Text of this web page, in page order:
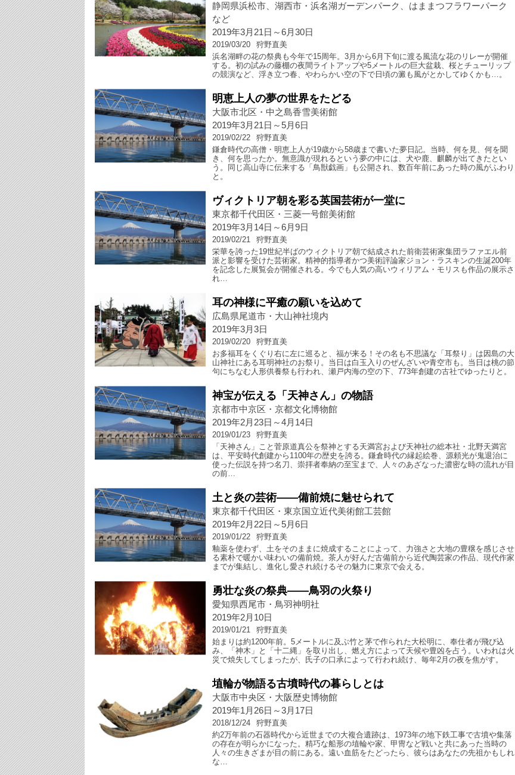
静岡県浜松市、湖西市・浜名湖ガーデンパーク、はままつフラワーパーク
など
2019年3月21日～6月30日
2019/03/20
狩野直美
浜名湖畔の花の祭典も今年で15周年。3月から6月下旬に渡る風流な花のリレーが開催
する。初の試みの藤棚の夜間ライトアップや5メートルの巨大盆栽、桜とチューリップ
の競演など、浮き立つ春、やわらかい空の下で日頃の澱も風がとかしてゆくかも…。
明恵上人の夢の世界をたどる
大阪市北区・中之島香雪美術館
2019年3月21日～5月6日
2019/02/22
狩野直美
鎌倉時代の高僧・明恵上人が19歳から58歳まで書いた夢日記。当時、何を見、何を聞
き、何を思ったか。無意識が現れるという夢の中には、犬や鹿、麒麟が出てきたとい
う。同じ高山寺に伝来する「鳥獣戯画」も公開され、数百年前にあった時の風がふわり
と。
ヴィクトリア朝を彩る英国芸術が一堂に
東京都千代田区・三菱一号館美術館
2019年3月14日～6月9日
2019/02/21
狩野直美
栄華を誇った19世紀半ばのウィクトリア朝で結成された前衛芸術家集団ラファエル前
派と影響を受けた芸術家。精神的指導者かつ美術評論家ジョン・ラスキンの生誕200年
を記念した展覧会が開催される。今でも人気の高いウィリアム・モリスも作品の展示さ
れ…
耳の神様に平癒の願いを込めて
広島県尾道市・大山神社境内
2019年3月3日
2019/02/20
狩野直美
お多福耳をくぐり右に左に巡ると、福が来る！その名も不思議な「耳祭り」は因島の大
山神社にある耳明神社のお祭り。当日は白玉入りのぜんざいや青空市も。当日は桃の節
句にちなむ人形供養祭も行われ、瀬戸内海の空の下、773年創建の古社でゆったりと。
神宝が伝える「天神さん」の物語
京都市中京区・京都文化博物館
2019年2月23日～4月14日
2019/01/23
狩野直美
「天神さん」こと菅原道真公を祭神とする天満宮および天神社の総本社・北野天満宮
は、平安時代創建から1100年の歴史を誇る。鎌倉時代の縁起絵巻、源頼光が鬼退治に
使った伝説を持つ名刀、崇拝者奉納の至宝まで、人々のあざなった濃密な時の流れが目
の前…
土と炎の芸術――備前焼に魅せられて
東京都千代田区・東京国立近代美術館工芸館
2019年2月22日～5月6日
2019/01/22
狩野直美
釉薬を使わず、土をそのままに焼成することによって、力強さと大地の豊穣を感じさせ
る素朴で暖かい味わいの備前焼。茶人が好んだ古備前から近代陶芸家の作品、現代作家
までが集結し、進化し愛され続けるその魅力に東京で会える。
勇壮な炎の祭典――鳥羽の火祭り
愛知県西尾市・鳥羽神明社
2019年2月10日
2019/01/21
狩野直美
始まりは約1200年前。5メートルに及ぶ竹と茅で作られた大松明に、奉仕者が飛び込
み、「神木」と「十二縄」を取り出し、燃え方によって天候や豊凶を占う。いわれは火
災で焼失してしまったが、氏子の口承によって行われ続け、毎年2月の夜を焦がす。
埴輪が物語る古墳時代の暮らしとは
大阪市中央区・大阪歴史博物館
2019年1月26日～3月17日
2018/12/24
狩野直美
約2万年前の石器時代から近世までの大複合遺跡は、1973年の地下鉄工事で古墳や集落
の存在が明らかになった。精巧な船形の埴輪や家、甲冑など戦いと共にあった当時の
人々の生きざまが目の前にある。遠い血筋をたどったら、彼らはあなたの先祖かもしれ
な…